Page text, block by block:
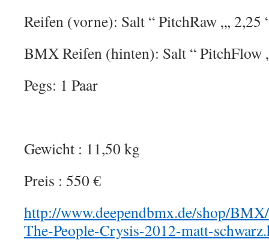
Reifen (vorne): Salt “ PitchRaw „, 2,25
BMX Reifen (hinten): Salt “ PitchFlow
Pegs: 1 Paar
Gewicht : 11,50 kg
Preis : 550 €
http://www.deependbmx.de/shop/
The-People-Crysis-2012-matt-